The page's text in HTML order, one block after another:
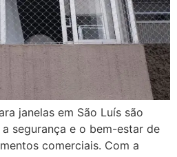
janelas em São Luís são
segurança e o bem-estar de
comerciais. Com a